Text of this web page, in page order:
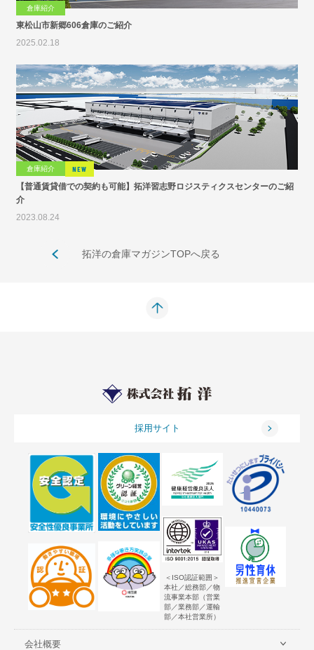
倉庫紹介
東松山市新郷606倉庫のご紹介
2025.02.18
倉庫紹介 NEW
【普通賃貸借での契約も可能】拓洋習志野ロジスティクスセンターのご紹
介
2023.08.24
拓洋の倉庫マガジンTOPへ戻る
採用サイト
＜ISO認証範囲＞
本社／総務部／物
流事業本部（営業
部／業務部／運輸
部／本社営業所）
会社概要